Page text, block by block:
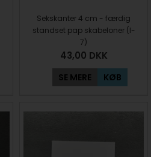
Sekskanter 4 cm - færdig
standset pap skabeloner (I-
7)
43,00 DKK
SE MERE KØB